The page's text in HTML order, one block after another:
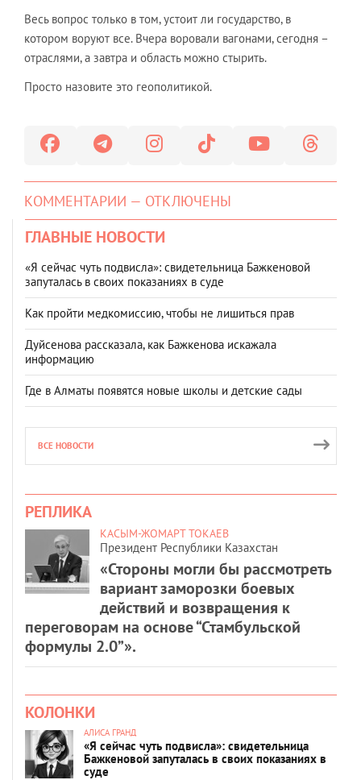
Весь вопрос только в том, устоит ли государство, в
котором воруют все. Вчера воровали вагонами, сегодня –
отраслями, а завтра и область можно стырить.
Просто назовите это геополитикой.
КОММЕНТАРИИ — ОТКЛЮЧЕНЫ
ГЛАВНЫЕ НОВОСТИ
«Я сейчас чуть подвисла»: свидетельница Бажкеновой
запуталась в своих показаниях в суде
Как пройти медкомиссию, чтобы не лишиться прав
Дуйсенова рассказала, как Бажкенова искажала
информацию
Где в Алматы появятся новые школы и детские сады
ВСЕ НОВОСТИ
РЕПЛИКА
КАСЫМ-ЖОМАРТ ТОКАЕВ
Президент Республики Казахстан
«Стороны могли бы рассмотреть
вариант заморозки боевых
действий и возвращения к
переговорам на основе “Стамбульской
формулы 2.0”».
КОЛОНКИ
АЛИСА ГРАНД
«Я сейчас чуть подвисла»: свидетельница
Бажкеновой запуталась в своих показаниях в
суде